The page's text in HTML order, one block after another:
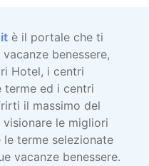
è il portale che ti
benessere,
Hotel, i centri
terme ed i centri
il massimo del
le migliori
terme selezionate
vacanze benessere.